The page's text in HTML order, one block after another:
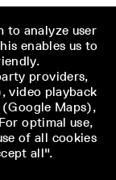
to analyze user
enables us to
providers,
video playback
(Google Maps),
optimal use,
of all cookies
all".